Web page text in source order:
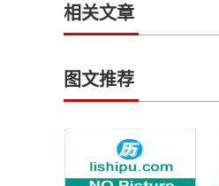
相关文章
图文推荐